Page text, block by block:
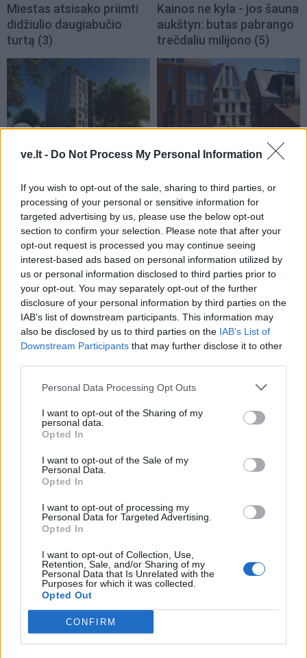
ve.lt - Do Not Process My Personal Information
If you wish to opt-out of the sale, sharing to third parties, or
processing of your personal or sensitive information for
targeted advertising by us, please use the below opt-out
section to confirm your selection. Please note that after your
opt-out request is processed you may continue seeing
interest-based ads based on personal information utilized by
us or personal information disclosed to third parties prior to
your opt-out. You may separately opt-out of the further
disclosure of your personal information by third parties on the
IAB’s list of downstream participants. This information may
also be disclosed by us to third parties on the IAB’s List of
Downstream Participants that may further disclose it to other
Personal Data Processing Opt Outs
I want to opt-out of the Sharing of my
personal data.
Opted In
I want to opt-out of the Sale of my
Personal Data.
Opted In
I want to opt-out of processing my
Personal Data for Targeted Advertising.
Opted In
I want to opt-out of Collection, Use,
Retention, Sale, and/or Sharing of my
Personal Data that Is Unrelated with the
Purposes for which it was collected.
Opted Out
CONFIRM
Miestas atsisako priimti
didžiulio daugiabučio
turtą (3)
Kainos ne kyla - jos šauna
aukštyn: butas pabrango
trečdaliu milijono (5)
naujas devynaukštis (2)
ryški augimo tendencija
(4)
Naujo būsto rinką
Naujas kvartalas prie
(10)
NAUJI